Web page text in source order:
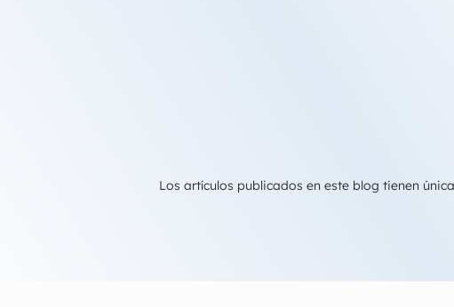
Los artículos publicados en este blog tienen